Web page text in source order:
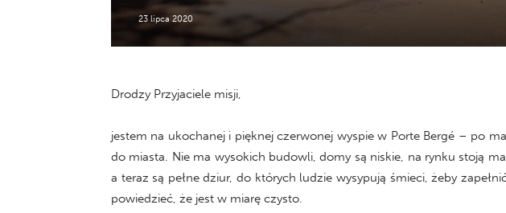
23 lipca 2020
Drodzy Przyjaciele misji,
jestem na ukochanej i pięknej czerwonej wyspie w Porte Bergé – po
do miasta. Nie ma wysokich budowli, domy są niskie, na rynku stoją
a teraz są pełne dziur, do których ludzie wysypują śmieci, żeby
powiedzieć, że jest w miarę czysto.